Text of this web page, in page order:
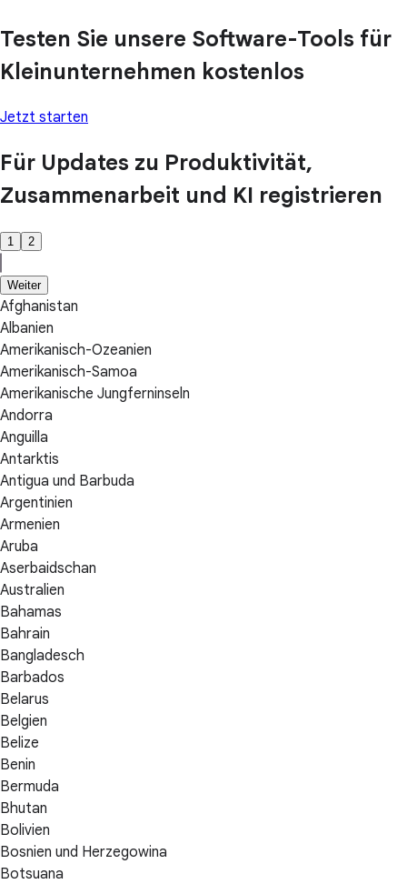
Testen Sie unsere Software-Tools für
Kleinunternehmen kostenlos
Jetzt starten
Für Updates zu Produktivität,
Zusammenarbeit und KI registrieren
1 2
Weiter
Afghanistan
Albanien
Amerikanisch-Ozeanien
Amerikanisch-Samoa
Amerikanische Jungferninseln
Andorra
Anguilla
Antarktis
Antigua und Barbuda
Argentinien
Armenien
Aruba
Aserbaidschan
Australien
Bahamas
Bahrain
Bangladesch
Barbados
Belarus
Belgien
Belize
Benin
Bermuda
Bhutan
Bolivien
Bosnien und Herzegowina
Botsuana